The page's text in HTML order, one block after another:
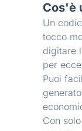
Cos'è
Un
tocco
digitare
per
Puoi
Con